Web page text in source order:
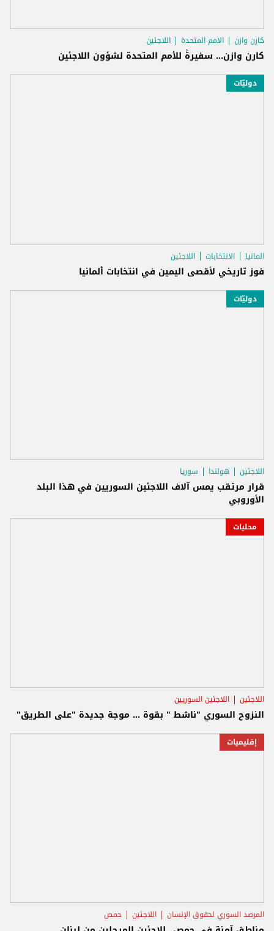
كارن وازن الامم المتحدة اللاجئين
كارن وازن... سفيرةً للأمم المتحدة لشؤون اللاجئين
دوليّات
المانيا الانتخابات اللاجئين
فوز تاريخي لأقصى اليمين في انتخابات ألمانيا
دوليّات
اللاجئين هولندا سوريا
قرار مرتقب يمس آلاف اللاجئين السوريين في هذا البلد
الأوروبي
محليات
اللاجئين اللاجئين السوريين
النزوح السوري "ناشط " بقوة ... موجة جديدة "على الطريق"
إقليميات
المرصد السوري لحقوق الإنسان اللاجئين حمص